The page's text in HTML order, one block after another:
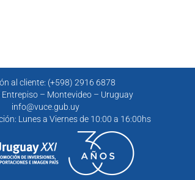
al cliente: (+598) 2916 6878
Entrepiso – Montevideo – Uruguay
info@vuce.gub.uy
Lunes a Viernes de 10:00 a 16:00hs